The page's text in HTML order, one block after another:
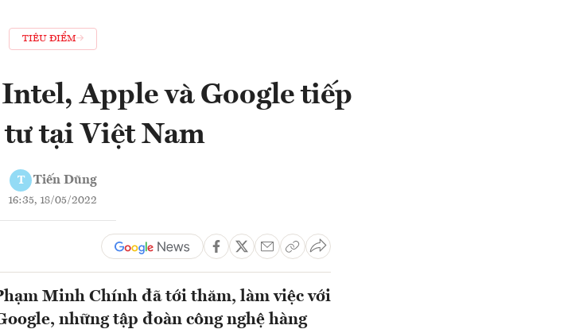
TIÊU ĐIỂM
Apple và Google tiếp
tại Việt Nam
T Tiến Dũng
16:35, 18/05/2022
Minh Chính đã tới thăm, làm việc với
những tập đoàn công nghệ hàng